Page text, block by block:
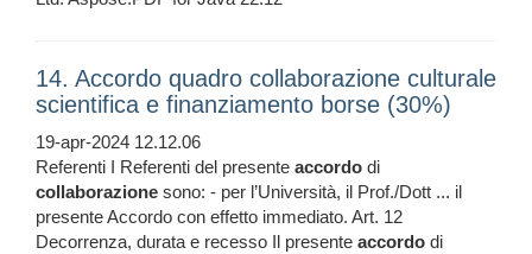
14. Accordo quadro collaborazione culturale
scientifica e finanziamento borse (30%)
19-apr-2024 12.12.06
Referenti I Referenti del presente accordo di
collaborazione sono: - per l’Università, il Prof./Dott ... il
presente Accordo con effetto immediato. Art. 12
Decorrenza, durata e recesso Il presente accordo di